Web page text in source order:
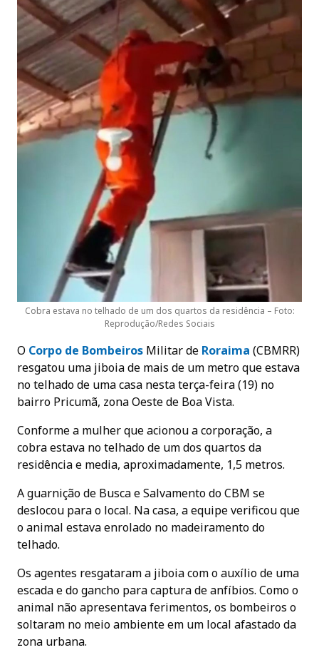
Cobra estava no telhado de um dos quartos da residência – Foto:
Reprodução/Redes Sociais
O Corpo de Bombeiros Militar de Roraima (CBMRR)
resgatou uma jiboia de mais de um metro que estava
no telhado de uma casa nesta terça-feira (19) no
bairro Pricumã, zona Oeste de Boa Vista.
Conforme a mulher que acionou a corporação, a
cobra estava no telhado de um dos quartos da
residência e media, aproximadamente, 1,5 metros.
A guarnição de Busca e Salvamento do CBM se
deslocou para o local. Na casa, a equipe verificou que
o animal estava enrolado no madeiramento do
telhado.
Os agentes resgataram a jiboia com o auxílio de uma
escada e do gancho para captura de anfíbios. Como o
animal não apresentava ferimentos, os bombeiros o
soltaram no meio ambiente em um local afastado da
zona urbana.